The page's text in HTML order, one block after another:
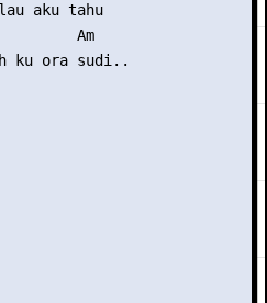
aku tahu
Am
ku ora sudi..